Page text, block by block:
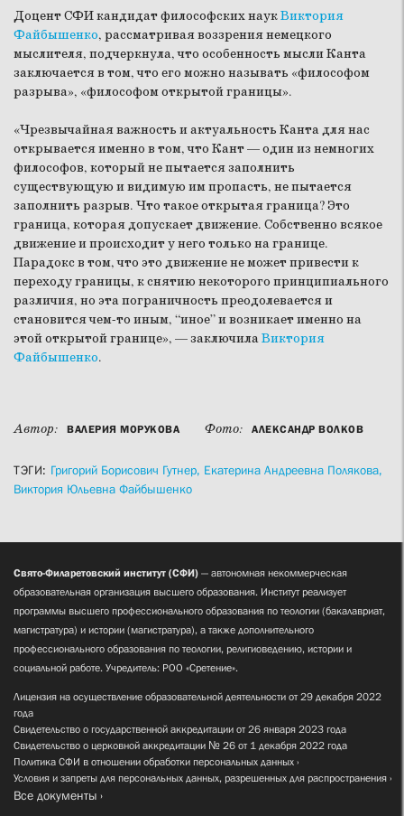
Доцент СФИ кандидат философских наукВиктория
Файбышенко, рассматривая воззрения немецкого
мыслителя, подчеркнула, что особенность мысли Канта
заключается в том, что его можно называть «философом
разрыва», «философом открытой границы».
«Чрезвычайная важность и актуальность Канта для нас
открывается именно в том, что Кант — один из немногих
философов, который не пытается заполнить
существующую и видимую им пропасть, не пытается
заполнить разрыв. Что такое открытая граница? Это
граница, которая допускает движение. Собственно всякое
движение и происходит у него только на границе.
Парадокс в том, что это движение не может привести к
переходу границы, к снятию некоторого принципиального
различия, но эта пограничность преодолевается и
становится чем-то иным, “иное” и возникает именно на
этой открытой границе», — заключилаВиктория
Файбышенко.
Автор: ВАЛЕРИЯ МОРУКОВА Фото: АЛЕКСАНДР ВОЛКОВ
ТЭГИ: Григорий Борисович Гутнер, Екатерина Андреевна Полякова,
Виктория Юльевна Файбышенко
Свято-Филаретовский институт (СФИ) — автономная некоммерческая
образовательная организация высшего образования. Институт реализует
программы высшего профессионального образования по теологии (бакалавриат,
магистратура) и истории (магистратура), а также дополнительного
профессионального образования по теологии, религиоведению, истории и
социальной работе. Учредитель: РОО «Сретение».
Лицензия на осуществление образовательной деятельности от 29 декабря 2022
года
Свидетельство о государственной аккредитации от 26 января 2023 года
Свидетельство о церковной аккредитации № 26 от 1 декабря 2022 года
Политика СФИ в отношении обработки персональных данных
Условия и запреты для персональных данных, разрешенных для распространения
Все документы